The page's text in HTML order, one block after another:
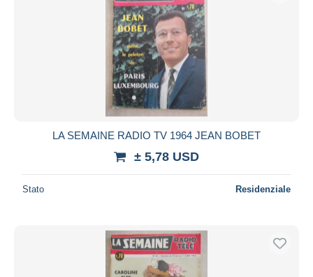
LA SEMAINE RADIO TV 1964 JEAN BOBET
± 5,78 USD
Stato Residenziale